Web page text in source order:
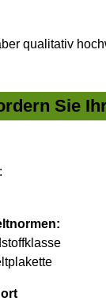
qualitativ
Sie